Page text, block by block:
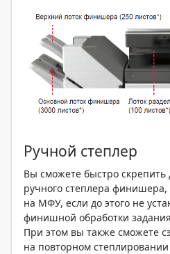
Ручной степлер
Вы сможете быстро
ручного степлера финишера,
на МФУ, если до этого не
финишной обработки
При этом вы также сможете
на повторном степлировании